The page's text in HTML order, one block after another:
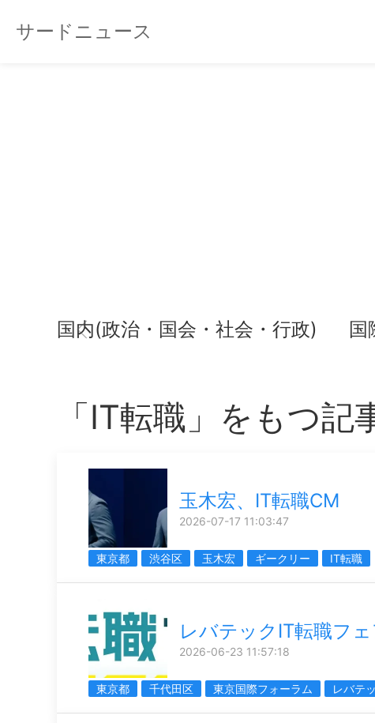
サードニュース
国内(政治・国会・社会・行政) 国
「IT転職」をもつ記
玉木宏、IT転職CM
2026-07-17 11:03:47
東京都 渋谷区 玉木宏 ギークリー IT転職
レバテックIT転職フ
2026-06-23 11:57:18
東京都 千代田区 東京国際フォーラム レバテ